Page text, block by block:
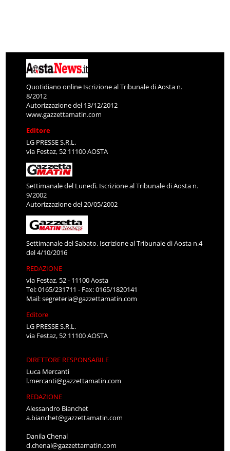
Quotidiano online Iscrizione al Tribunale di Aosta n.
8/2012
Autorizzazione del 13/12/2012
www.gazzettamatin.com
Editore
LG PRESSE S.R.L.
via Festaz, 52 11100 AOSTA
Settimanale del Lunedì. Iscrizione al Tribunale di Aosta n.
9/2002
Autorizzazione del 20/05/2002
Settimanale del Sabato. Iscrizione al Tribunale di Aosta n.4
del 4/10/2016
REDAZIONE
via Festaz, 52 - 11100 Aosta
Tel: 0165/231711 - Fax: 0165/1820141
Mail:segreteria@gazzettamatin.com
Editore
LG PRESSE S.R.L.
via Festaz, 52 11100 AOSTA
DIRETTORE RESPONSABILE
Luca Mercanti
l.mercanti@gazzettamatin.com
REDAZIONE
Alessandro Bianchet
a.bianchet@gazzettamatin.com
Danila Chenal
d.chenal@gazzettamatin.com